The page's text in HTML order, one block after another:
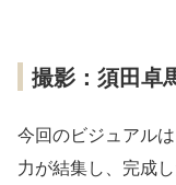
撮影：須田卓
今回のビジュアル
力が結集し、完成